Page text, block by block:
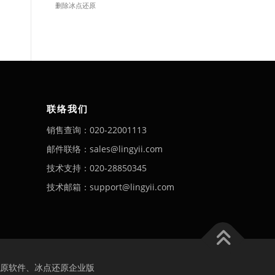
删除冰点还原
联络我们
销售查询：020-22001113
邮件联络：sales@lingyii.com
技术支持：020-28850345
技术邮箱：support@lingyii.com
软件、冰点还原企业版